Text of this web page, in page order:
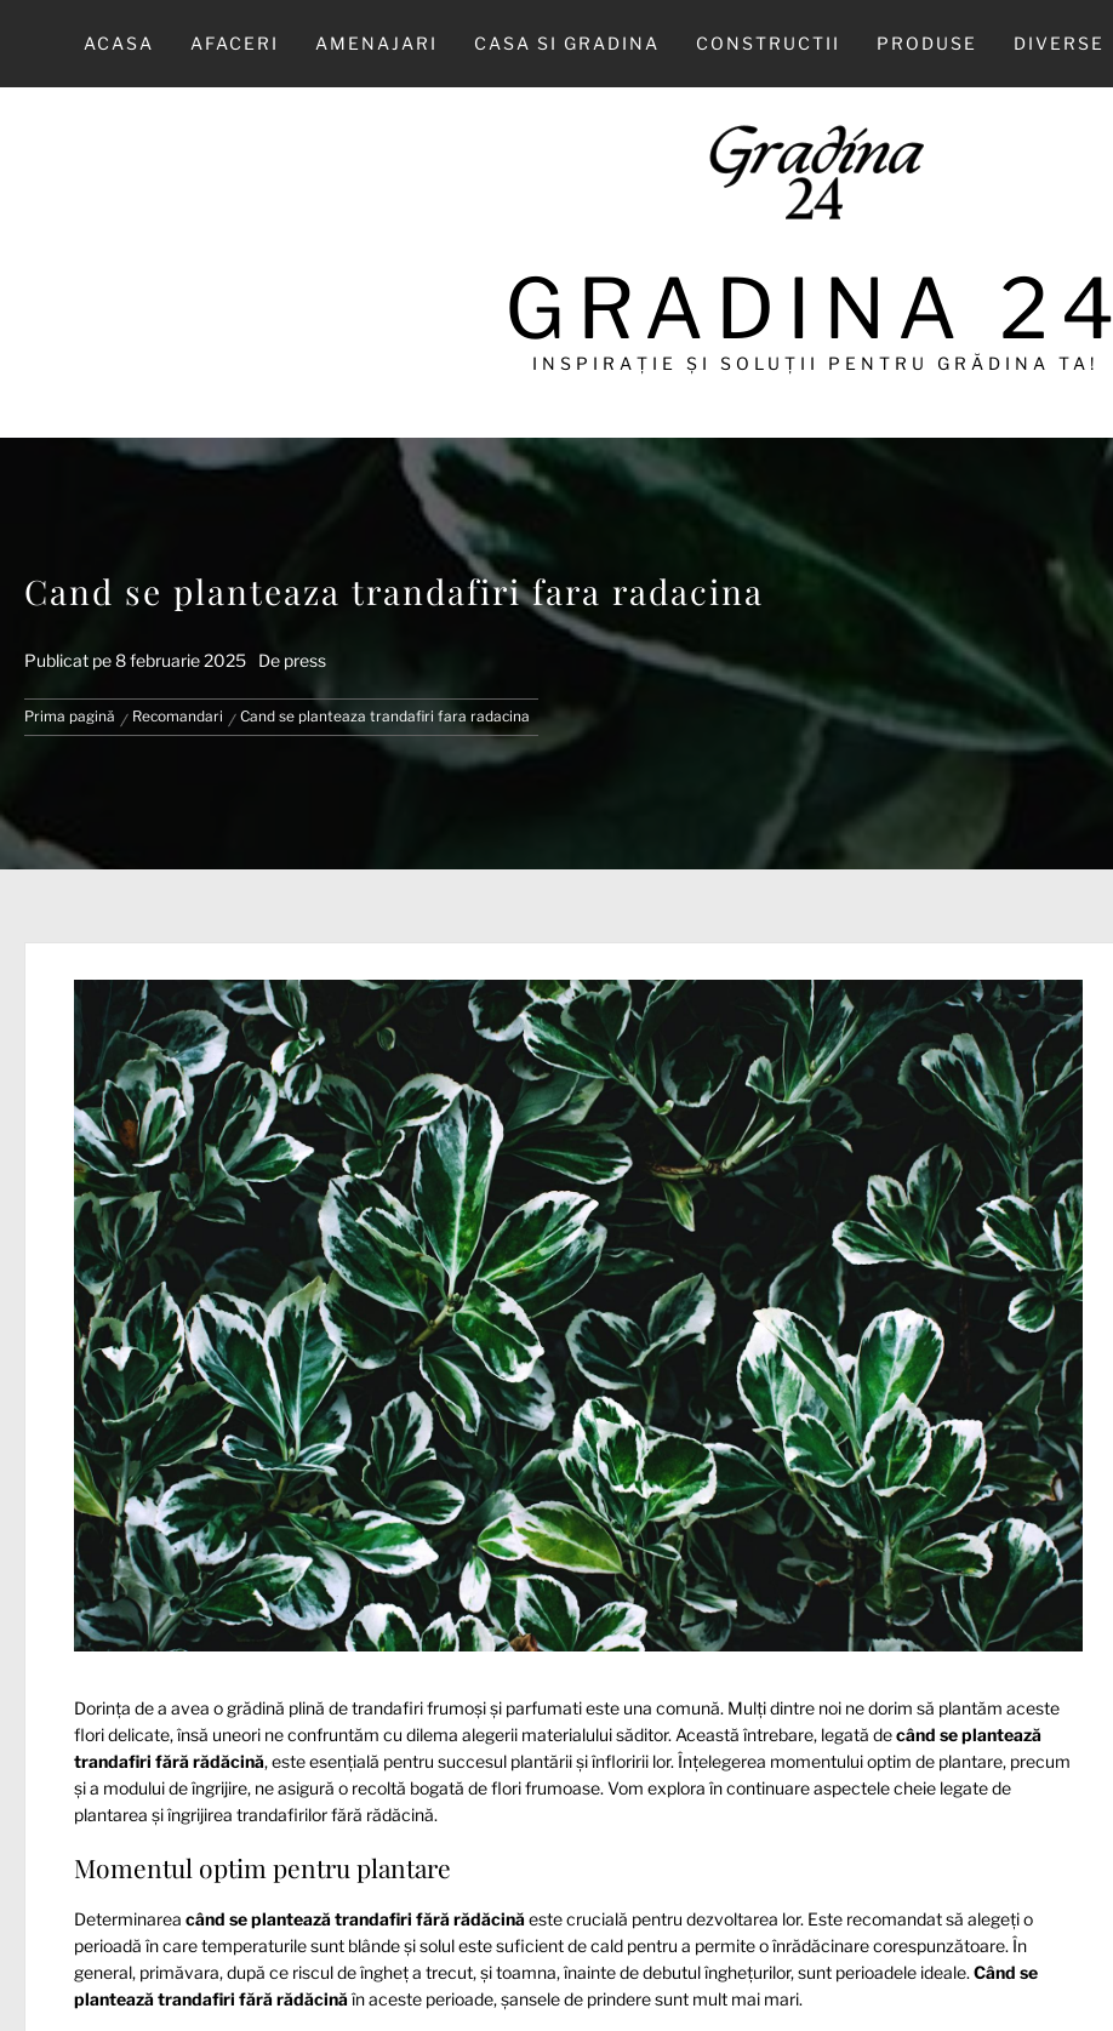
ACASA AFACERI AMENAJARI CASA SI GRADINA CONSTRUCTII PRODUSE DIVERSE
GRADINA 24
INSPIRAȚIE ȘI SOLUȚII PENTRU GRĂDINA TA!
Cand se planteaza trandafiri fara radacina
Publicat pe8 februarie 2025 De press
Prima pagină Recomandari Cand se planteaza trandafiri fara radacina
Dorința de a avea o grădină plină de trandafiri frumoși și parfumati este una comună. Mulți dintre noi ne dorim să plantăm aceste
flori delicate, însă uneori ne confruntăm cu dilema alegerii materialului săditor. Această întrebare, legată decând se plantează
trandafiri fără rădăcină, este esențială pentru succesul plantării și înfloririi lor. Înțelegerea momentului optim de plantare, precum
și a modului de îngrijire, ne asigură o recoltă bogată de flori frumoase. Vom explora în continuare aspectele cheie legate de
plantarea și îngrijirea trandafirilor fără rădăcină.
Momentul optim pentru plantare
Determinarea când se plantează trandafiri fără rădăcinăeste crucială pentru dezvoltarea lor. Este recomandat să alegeți o
perioadă în care temperaturile sunt blânde și solul este suficient de cald pentru a permite o înrădăcinare corespunzătoare. În
general, primăvara, după ce riscul de îngheț a trecut, și toamna, înainte de debutul înghețurilor, sunt perioadele ideale. Când se
plantează trandafiri fără rădăcinăîn aceste perioade, șansele de prindere sunt mult mai mari.